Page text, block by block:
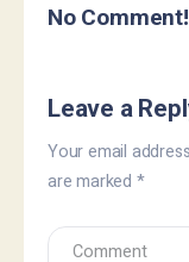
No
Leave a
Your email
are marked *